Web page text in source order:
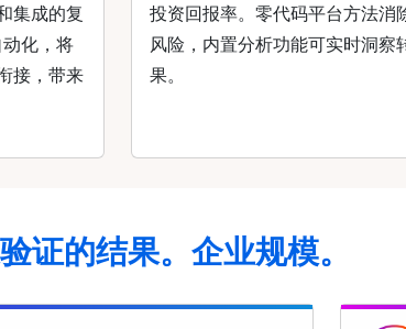
集成的复
化，将
接，带来
投资回报率。零代码平台方法消
风险，内置分析功能可实时洞察
果。
证的结果。企业规模。